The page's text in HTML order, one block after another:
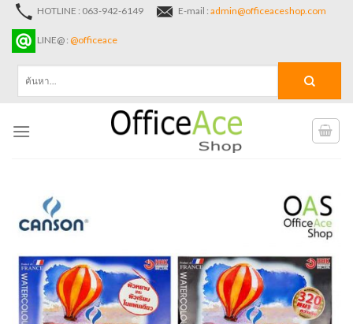
Skip
content
HOTLINE : 063-942-6149 E-mail : admin@officeaceshop.com
LINE@ : @officeace